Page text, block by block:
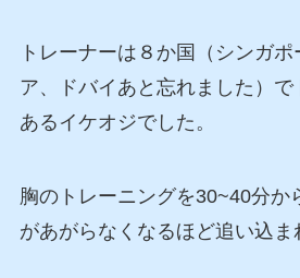
トレーナーは８か国（シンガ
ア、ドバイあと忘れました）
あるイケオジでした。
胸のトレーニングを30~40分か
があがらなくなるほど追い込ま